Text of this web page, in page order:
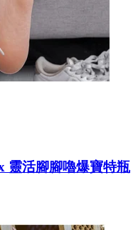
靈活腳腳嚕爆寶特瓶